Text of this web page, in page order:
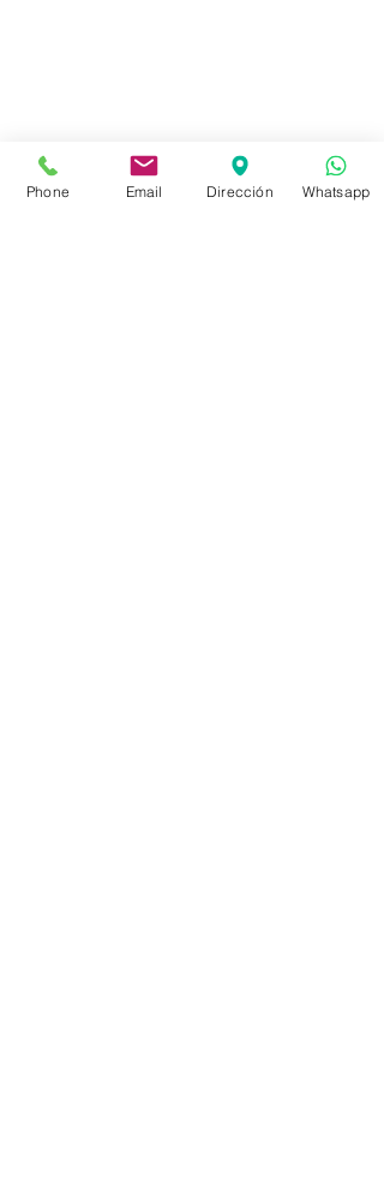
Phone Email Dirección Whatsapp